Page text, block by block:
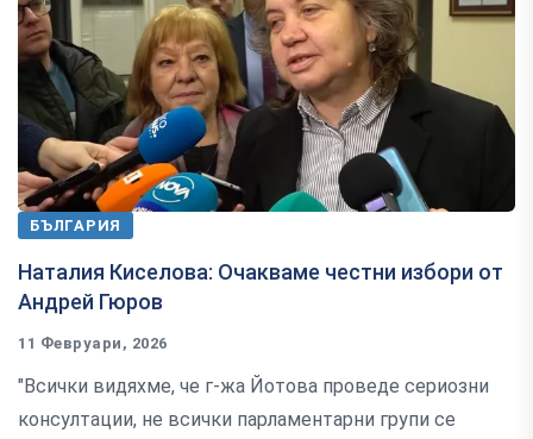
БЪЛГАРИЯ
Наталия Киселова: Очакваме честни избори от
Андрей Гюров
11 Февруари, 2026
"Всички видяхме, че г-жа Йотова проведе сериозни
консултации, не всички парламентарни групи се